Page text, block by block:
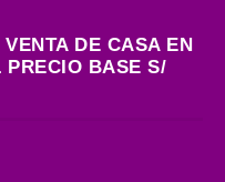
DE CASA EN
PRECIO BASE S/